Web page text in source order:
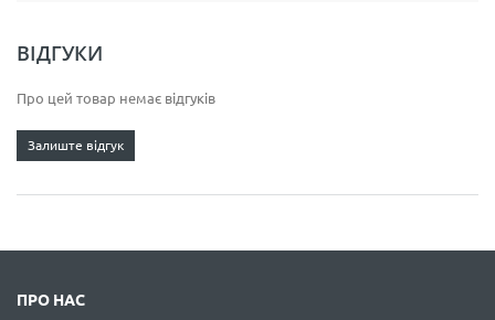
ВІДГУКИ
Про цей товар немає відгуків
Залиште відгук
ПРО НАС